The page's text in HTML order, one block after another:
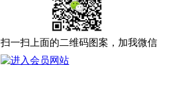
扫一扫上面的二维码图案，加我微信